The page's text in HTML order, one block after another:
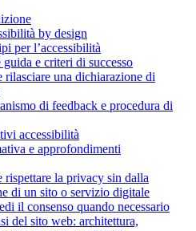
by design
per l’accessibilità
e criteri di successo
rilasciare una dichiarazione di
di feedback e procedura di
accessibilità
e approfondimenti
rispettare la privacy sin dalla
di un sito o servizio digitale
il consenso quando necessario
del sito web: architettura,